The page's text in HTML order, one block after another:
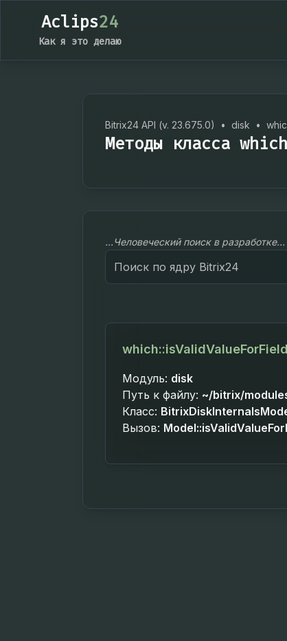
Aclips24
Как я это делаю
Bitrix24 API (v. 23.675.0) • disk •
Методы класса
...Человеческий поиск в разработке...
Search
for:
which::isValidValueForField
Модуль: disk
Путь к файлу: ~/bitrix/
Класс:
Вызов: